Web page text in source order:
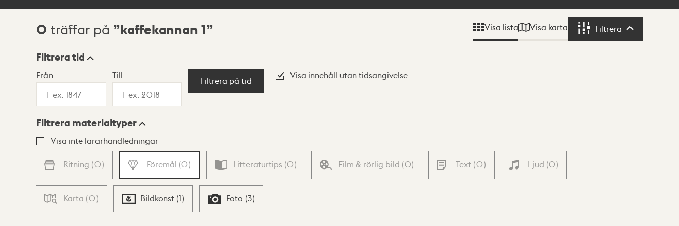
Sökresultat
0 träffar på kaffekannan 1 Visa lista Visa karta Filtrera Filtrera
Visningsläge
Lista Karta
Filtrera tid
Från Till
Filtrera på tid
Visa innehåll utan tidsangivelse
Filtrera materialtyper
Visa inte lärarhandledningar
Ritning (0) Föremål (0) Litteraturtips (0) Film & rörlig bild (0) Text (0) Ljud (0)
Karta (0) Bildkonst (1) Foto (3)